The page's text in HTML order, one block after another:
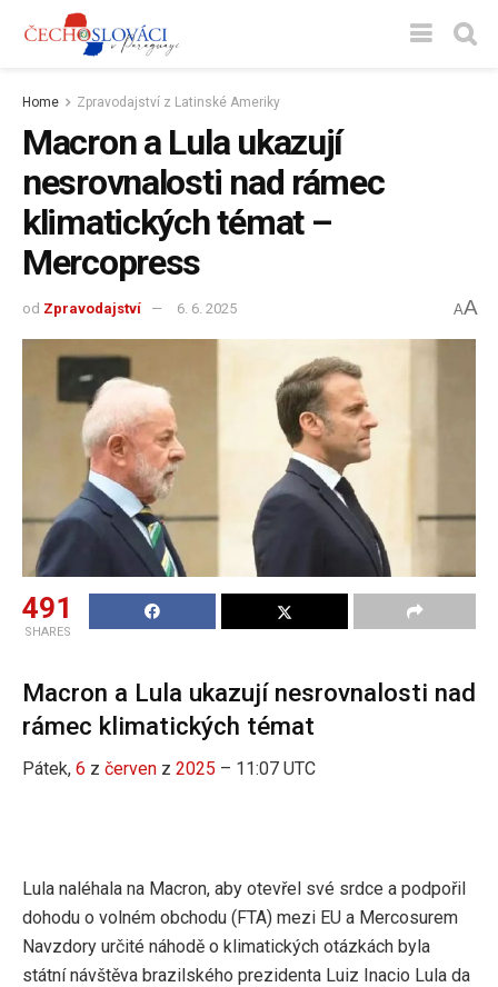
Home Zpravodajství z Latinské Ameriky
Macron a Lula ukazují
nesrovnalosti nad rámec
klimatických témat –
Mercopress
od Zpravodajství 6. 6. 2025 AA
491
SHARES
Macron a Lula ukazují nesrovnalosti nad
rámec klimatických témat
Pátek, 6 z červen z 2025 – 11:07 UTC
Lula naléhala na Macron, aby otevřel své srdce a podpořil
dohodu o volném obchodu (FTA) mezi EU a Mercosurem
Navzdory určité náhodě o klimatických otázkách byla
státní návštěva brazilského prezidenta Luiz Inacio Lula da